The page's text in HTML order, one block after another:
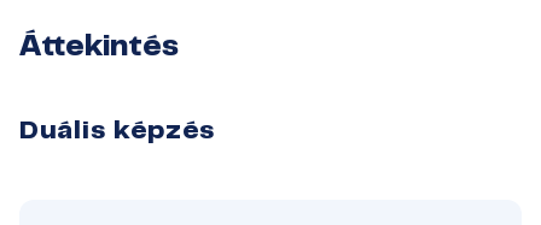
Áttekintés
Duális képzés